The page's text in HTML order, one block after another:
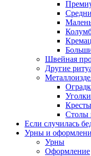
Швейная
Другие
Уголки
Кресты
Столы
Если случилась
Урны и
Урны
Оформление